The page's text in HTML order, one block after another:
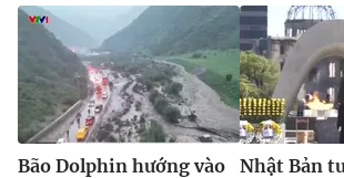
Bão Dolphin hướng vào
Nhật Bản